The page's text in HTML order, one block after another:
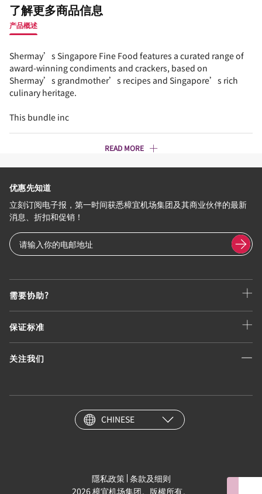
了解更多商品信息
产品概述
Shermay’s Singapore Fine Food features a curated range of
award-winning condiments and crackers, based on
Shermay’s grandmother’s recipes and Singapore’s rich
culinary heritage.
This bundle inc
READ MORE
需要协助?
保证标准
关注我们
优惠先知道
立刻订阅电子报，第一时间获悉樟宜机场集团及其商业伙伴的最新
消息、折扣和促销！
CHINESE
隱私政策 条款及细则
2026 樟宜机场集团。版權所有。